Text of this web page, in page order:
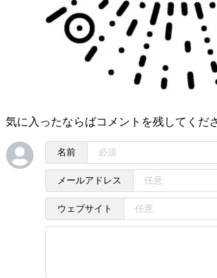
気に入ったならばコメントを残してくだ
名前
メールアドレス
ウェブサイト